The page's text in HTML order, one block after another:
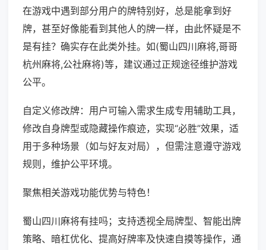
在游戏中遇到部分用户的牌特别好，总是能拿到好
牌，甚至好像能看到其他人的牌一样，由此怀疑是不
是有挂？确实存在此类外挂。如(蜀山四川麻将,哥哥
杭州麻将,公社麻将)等，建议通过正规途径维护游戏
公平。
自定义修改牌：用户可输入需求生成专用辅助工具，
修改自身牌型或隐藏操作痕迹，实现“必胜”效果，适
用于多种场景（如与好友对局），但需注意遵守游戏
规则，维护公平环境。
聚焦相关游戏功能优势与特色！
蜀山四川麻将有挂吗；支持透视全局牌型、智能出牌
策略、暗杠优化、提高好牌率及快速自摸等操作，通